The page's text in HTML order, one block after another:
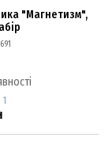
"Магнетизм",
1